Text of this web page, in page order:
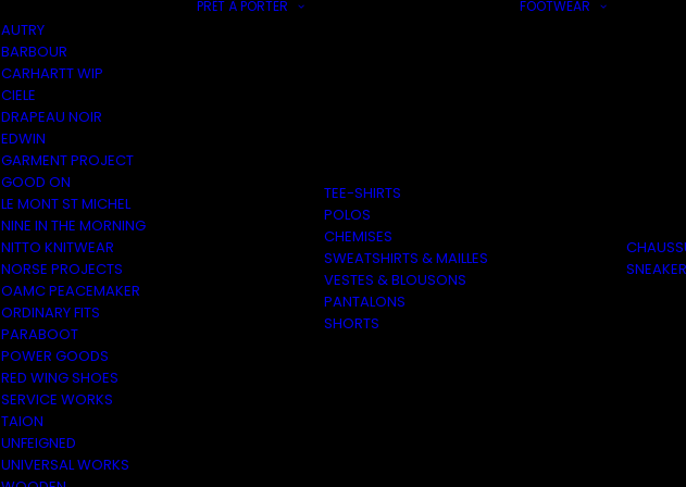
AUTRY
BARBOUR
CARHARTT WIP
CIELE
DRAPEAU NOIR
EDWIN
GARMENT PROJECT
GOOD ON
LE MONT ST MICHEL
NINE IN THE MORNING
NITTO KNITWEAR
NORSE PROJECTS
OAMC PEACEMAKER
ORDINARY FITS
PARABOOT
POWER GOODS
RED WING SHOES
SERVICE WORKS
TAION
UNFEIGNED
UNIVERSAL WORKS
PRÊT À PORTER
TEE-SHIRTS
POLOS
CHEMISES
SWEATSHIRTS & MAILLES
VESTES & BLOUSONS
PANTALONS
SHORTS
FOOTWEAR